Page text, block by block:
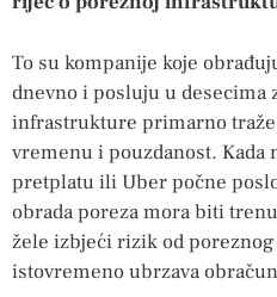
To su kompanije koje
dnevno i posluju u desecima
infrastrukture primarno
vremenu i pouzdanost. Kada
pretplatu ili Uber počne
obrada poreza mora biti
žele izbjeći rizik od
istovremeno ubrzava